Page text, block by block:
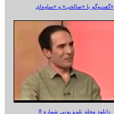
گفت‌وگو با «صالحی» و «ساوه‌ای»
دانلود مجله تلویزیونی شماره 8